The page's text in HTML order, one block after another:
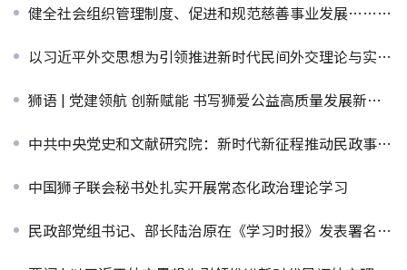
健全社会组织管理制度、促进和规范慈善事业发展……民政部召开2026年开年工作动员部署会
以习近平外交思想为引领推进新时代民间外交理论与实践发展（深入学习贯彻习近平新时代中国特色社会主义思想）
狮语 | 党建领航 创新赋能 书写狮爱公益高质量发展新篇章
中共中央党史和文献研究院：新时代新征程推动民政事业高质量发展的根本遵循
中国狮子联会秘书处扎实开展常态化政治理论学习
民政部党组书记、部长陆治原在《学习时报》发表署名文章：在法治轨道上推进慈善事业高质量发展